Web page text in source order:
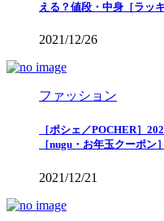
える？値段・中身［ラッ
2021/12/26
ファッション
［ポシェ／POCHER］
［nugu・お年玉クーポン］
2021/12/21